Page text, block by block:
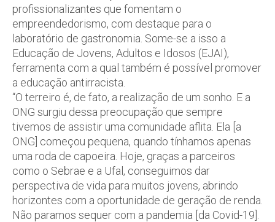
profissionalizantes que fomentam o
empreendedorismo, com destaque para o
laboratório de gastronomia. Some-se a isso a
Educação de Jovens, Adultos e Idosos (EJAI),
ferramenta com a qual também é possível promover
a educação antirracista.
“O terreiro é, de fato, a realização de um sonho. E a
ONG surgiu dessa preocupação que sempre
tivemos de assistir uma comunidade aflita. Ela [a
ONG] começou pequena, quando tínhamos apenas
uma roda de capoeira. Hoje, graças a parceiros
como o Sebrae e a Ufal, conseguimos dar
perspectiva de vida para muitos jovens, abrindo
horizontes com a oportunidade de geração de renda.
Não paramos sequer com a pandemia [da Covid-19].